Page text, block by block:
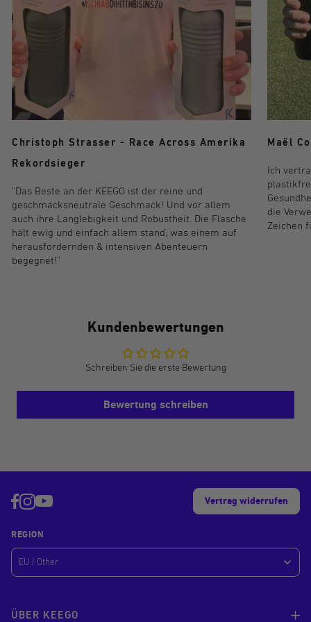
Christoph Strasser - Race Across Amerika
Rekordsieger
"Das Beste an der KEEGO ist der reine und
geschmacksneutrale Geschmack! Und vor allem
auch ihre Langlebigkeit und Robustheit. Die Flasche
hält ewig und einfach allem stand, was einem auf
herausfordernden & intensiven Abenteuern
begegnet!"
Maël
Ich
die
Zeichen
Kundenbewertungen
Schreiben Sie die erste Bewertung
Bewertung schreiben
ÜBER KEEGO
Vertrag widerrufen
REGION